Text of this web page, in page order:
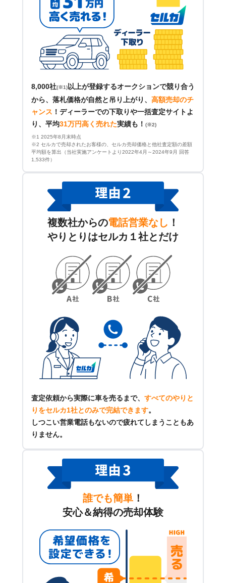
8,000社(※1) 以上が登録するオークションで競り合う
から、落札価格が自然と吊り上がり、 高額売却のチ
ャンス ！ ディーラーでの下取りや一括査定サイトよ
り、平均31万円高く売れた実績も！ (※2)
※1 2025年8月末時点
※2 セルカで売却されたお客様の、セルカ売却価格と他社査定額の差額
平均額を算出（当社実施アンケートより2022年4月～2024年9月 回答
1,533件）
複数社からの電話営業なし ！
やりとりはセルカ１社とだけ
査定依頼から実際に車を売るまで、 すべてのやりと
りをセルカ1社とのみで完結できます。
しつこい営業電話もないので疲れてしまうこともあ
りません。
誰でも簡単 ！
安心＆納得の売却体験